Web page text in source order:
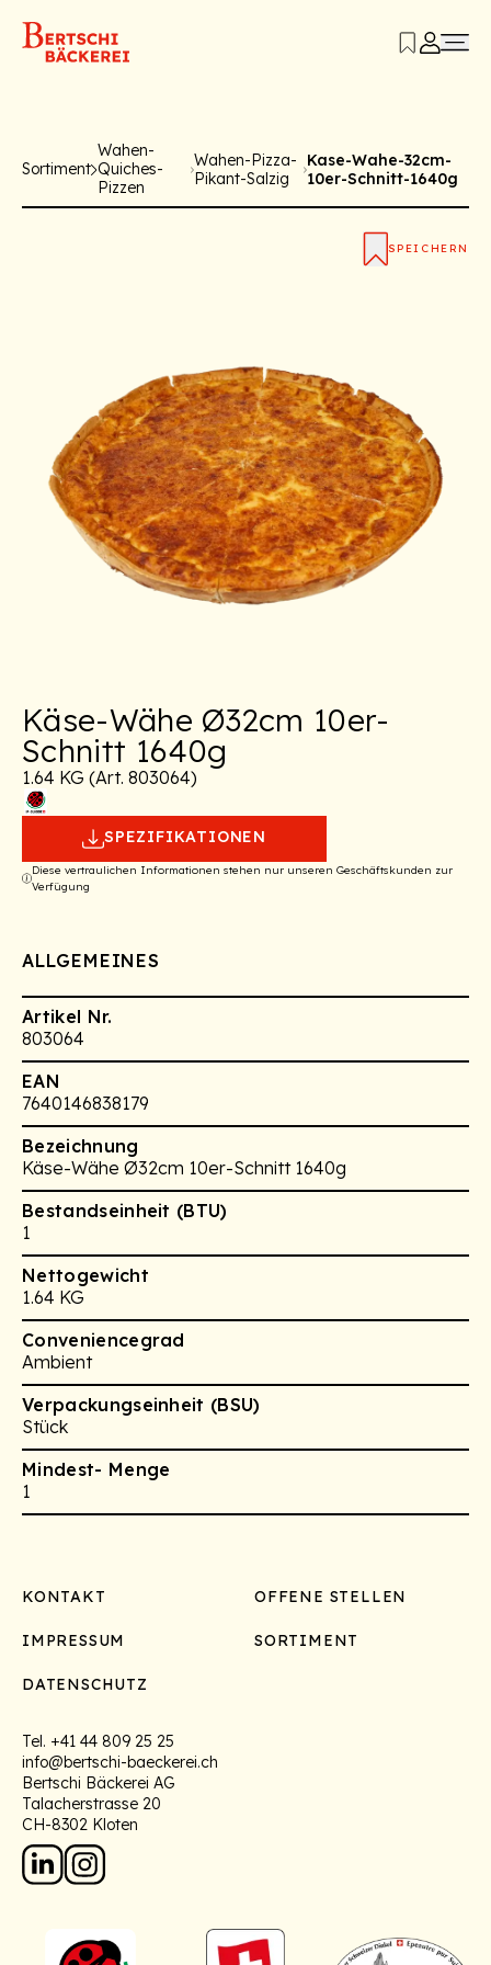
Sortiment
Wahen-
Quiches-
Pizzen
Wahen-Pizza-
Pikant-Salzig
Kase-Wahe-32cm-
10er-Schnitt-1640g
SPEICHERN
Käse-Wähe Ø32cm 10er-
Schnitt 1640g
1.64 KG (Art. 803064)
SPEZIFIKATIONEN
Diese vertraulichen Informationen stehen nur unseren Geschäftskunden zur
Verfügung
ALLGEMEINES
Artikel Nr.
803064
EAN
7640146838179
Bezeichnung
Käse-Wähe Ø32cm 10er-Schnitt 1640g
Bestandseinheit (BTU)
1
Nettogewicht
1.64 KG
Conveniencegrad
Ambient
Verpackungseinheit (BSU)
Stück
Mindest- Menge
1
Footer
KONTAKT OFFENE STELLEN
IMPRESSUM SORTIMENT
DATENSCHUTZ
Tel. +41 44 809 25 25
info@bertschi-baeckerei.ch
Bertschi Bäckerei AG
Talacherstrasse 20
CH-8302 Kloten